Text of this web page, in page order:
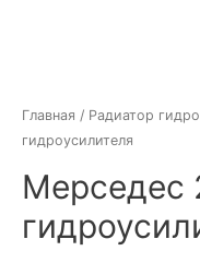
Главная / Радиатор
гидроусилителя
Мерседес